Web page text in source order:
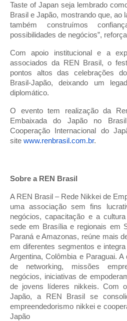
Taste of Japan seja lembrado
Brasil e Japão, mostrando que, ao
também construímos
possibilidades de negócios”,
Com apoio institucional e a
associados da REN Brasil, o
pontos altos das celebrações
Brasil-Japão, deixando um
diplomático.
O evento tem realização da
Embaixada do Japão no
Cooperação Internacional do
site www.renbrasil.com.br.
Sobre a REN Brasil
A REN Brasil – Rede Nikkei de
uma associação sem fins
negócios, capacitação e a
sede em Brasília e regionais em
Paraná e Amazonas, reúne mais
em diferentes segmentos e
Argentina, Colômbia e Paraguai.
de networking, missões
negócios, iniciativas de
de jovens líderes nikkeis. Com
Japão, a REN Brasil se
empreendedorismo nikkei e
Japão